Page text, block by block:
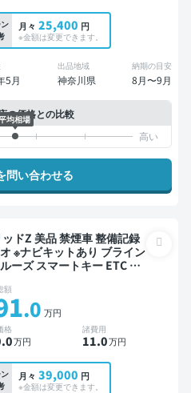
月々 25,400 円
※金額は変更できます。
5月
出品地域
神奈川県
納期の目安
8月〜9月
の価格との比較
均相場
問い合わせる
整備記録
※ナビキットあり ブライン
ーズ スマートキー ETC 電
額
.0 万円
格
.0万円
諸費用
11.0万円
月々 39,000 円
※金額は変更できます。